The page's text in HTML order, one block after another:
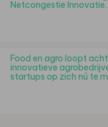
Netcongestie
Food en agro loopt
innovatieve
startups op zich nú te